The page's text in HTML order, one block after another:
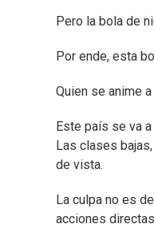
Pero la bola de
Por ende, esta
Quien se anime
Este país se va
Las clases
de vista.
La culpa no es
acciones